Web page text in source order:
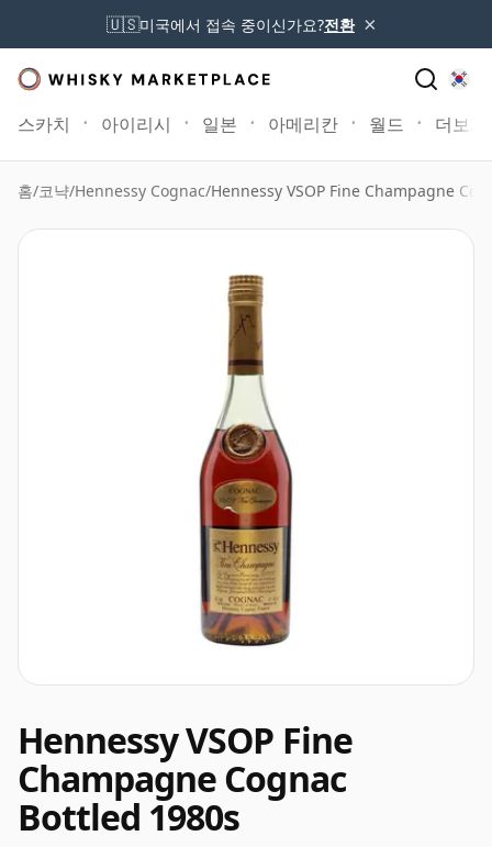
🇺🇸미국에서 접속 중이신가요?전환 ×
스카치 아이리시 일본 아메리칸 월드 더보기
홈/코냑/Hennessy Cognac/Hennessy VSOP Fine Champagne
Hennessy VSOP Fine
Champagne Cognac
Bottled 1980s